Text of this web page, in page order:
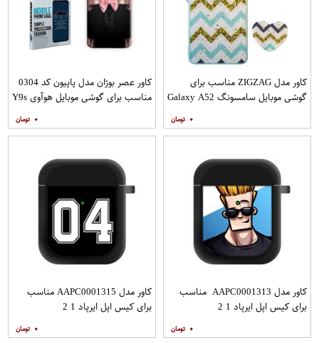
کاور مدل ZIGZAG مناسب برای
گوشی موبایل سامسونگ Galaxy A52
۰
کاور عصر بوژان مدل پاپیون کد 0304
مناسب برای گوشی موبایل هوآوی Y9s
۰
کاور مدل AAPC0001313 مناسب
برای کیس اپل ایرپاد 1 2
۰
کاور مدل AAPC0001315 مناسب
برای کیس اپل ایرپاد 1 2
۰